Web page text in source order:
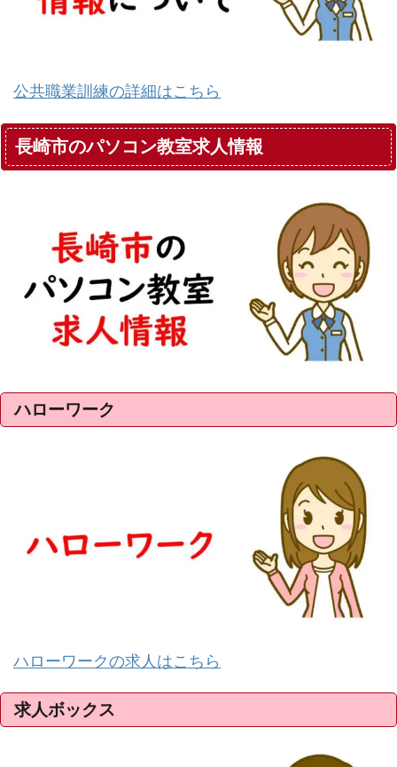
公共職業訓練の詳細はこちら
長崎市のパソコン教室求人情報
ハローワーク
ハローワークの求人はこちら
求人ボックス